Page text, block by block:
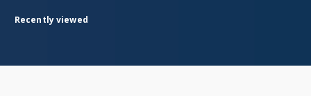
Recently viewed